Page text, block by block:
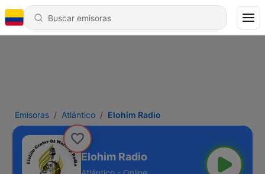
Emisoras Atlántico Elohim Radio
Elohim Radio